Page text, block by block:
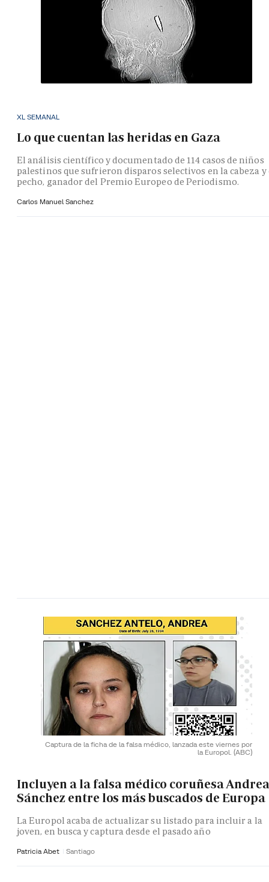
XL SEMANAL
Lo que cuentan las heridas en Gaza
El análisis científico y documentado de 114 casos de niños
palestinos que sufrieron disparos selectivos en la cabeza y
pecho, ganador del Premio Europeo de Periodismo.
Carlos Manuel Sanchez
Captura de la ficha de la falsa médico, lanzada este viernes por
la Europol. (ABC)
Incluyen a la falsa médico coruñesa Andrea
Sánchez entre los más buscados de Europa
La Europol acaba de actualizar su listado para incluir a la
joven, en busca y captura desde el pasado año
Patricia Abet Santiago